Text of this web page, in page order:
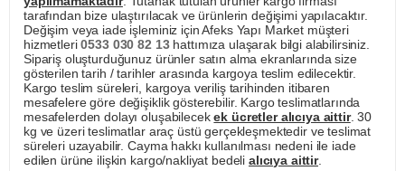
tarafından bize ulaştırılacak ve ürünlerin değişimi yapılacaktır.
Değişim veya iade işleminiz için Afeks Yapı Market müşteri
hizmetleri0533 030 82 13hattımıza ulaşarak bilgi alabilirsiniz.
Sipariş oluşturduğunuz ürünler satın alma ekranlarında size
gösterilen tarih / tarihler arasında kargoya teslim edilecektir.
Kargo teslim süreleri, kargoya veriliş tarihinden itibaren
mesafelere göre değişiklik gösterebilir. Kargo teslimatlarında
mesafelerden dolayı oluşabilecekek ücretler alıcıya aittir. 30
kg ve üzeri teslimatlar araç üstü gerçekleşmektedir ve teslimat
süreleri uzayabilir. Cayma hakkı kullanılması nedeni ile iade
edilen ürüne ilişkin kargo/nakliyat bedeli alıcıya aittir.